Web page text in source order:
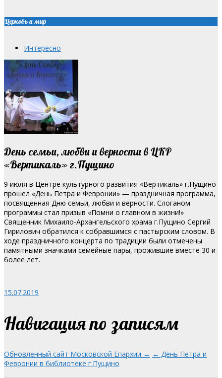
Церковь и мир
Интересно
День семьи, любви и верности в ЦКР
«Вертикаль» г.Пущино
9 июля в Центре культурного развития «Вертикаль» г.Пущино
прошел «День Петра и Февронии» — праздничная программа,
посвященная Дню семьи, любви и верности. Слоганом
программы стал призыв «Помни о главном в жизни!»
Священник Михаило-Архангельского храма г.Пущино Сергий
Гирилович обратился к собравшимся с пастырским словом. В
ходе праздничного концерта по традиции были отмечены
памятными значками семейные пары, прожившие вместе 30 и
более лет.
15.07.2019
Навигация по записям
Обновленный сайт Московской Епархии → ← День Петра и
Февронии в библиотеке г.Пущино